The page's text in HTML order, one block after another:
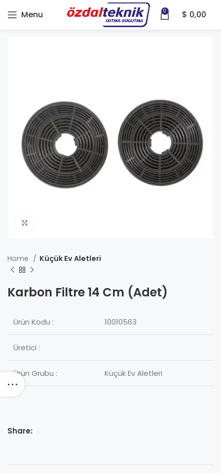
Menu 0 $ 0,00
Home Küçük Ev Aletleri
Karbon Filtre 14 Cm (Adet)
Ürün Kodu : 10010563
Üretici :
Ürün Grubu : Küçük Ev Aletleri
Share: